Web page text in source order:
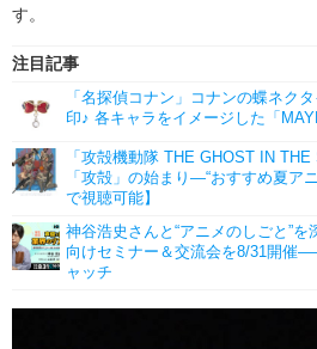
す。
注目記事
「名探偵コナン」コナンの蝶ネク
印♪ 各キャラをイメージした「
「攻殻機動隊 THE GHOST IN
「攻殻」の始まり―“おすすめ夏ア
で視聴可能】
神谷浩史さんと“アニメのしごと”
向けセミナー＆交流会を8/31開催
ャッチ